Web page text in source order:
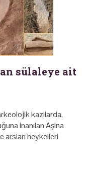
sülaleye ait
kazılarda,
inanılan Aşina
arslan heykelleri